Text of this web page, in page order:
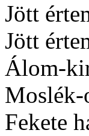
Jött
Jött
Álom-
Moslék-
Fekete